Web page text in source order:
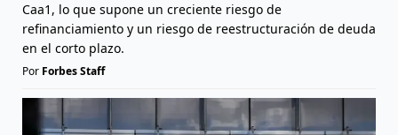
Caa1, lo que supone un creciente riesgo de
refinanciamiento y un riesgo de reestructuración de deuda
en el corto plazo.
Por Forbes Staff